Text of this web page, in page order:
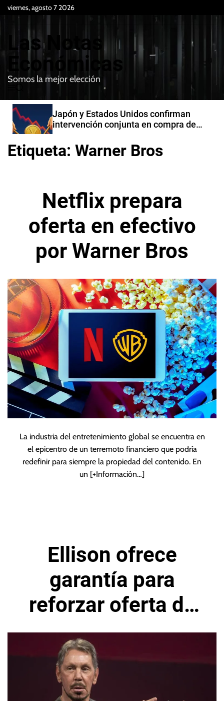
viernes, agosto 7 2026
Las Notas
Económicas
Somos la mejor elección
e
n
u
B
u
s
c
a
Japón y Estados Unidos confirman
intervención conjunta en compra de
yenes
Etiqueta: Warner Bros
Netflix prepara
oferta en efectivo
por Warner Bros
La industria del entretenimiento global se encuentra en
el epicentro de un terremoto financiero que podría
redefinir para siempre la propiedad del contenido. En
un [+Información…]
Ellison ofrece
garantía para
reforzar oferta de
Paramount por
Warner Bros